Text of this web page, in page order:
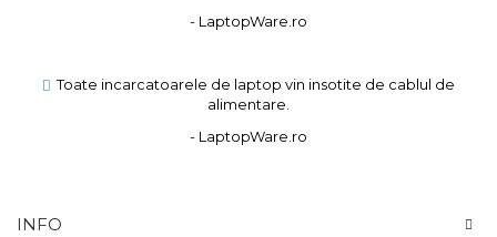
- LaptopWare.ro
Toate incarcatoarele de laptop vin insotite de cablul de
alimentare.
- LaptopWare.ro
INFO